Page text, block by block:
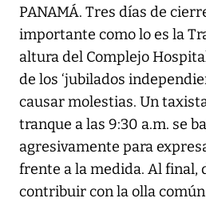
PANAMÁ. Tres días de
importante como lo es la
altura del Complejo
de los ‘jubilados
causar molestias. Un
tranque a las 9:30 a.m. se
agresivamente para
frente a la medida. Al final,
contribuir con la olla